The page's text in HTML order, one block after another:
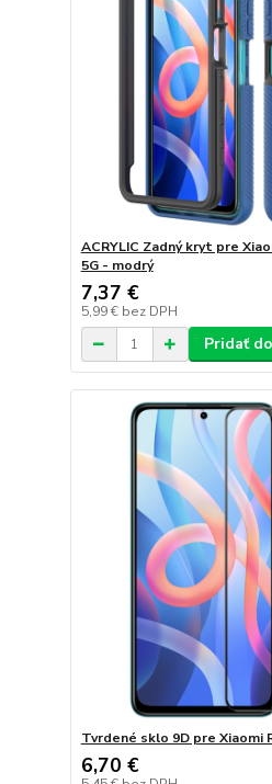
ACRYLIC Zadný kryt pre
5G - modrý
7,37 €
5,99 € bez DPH
Pridať
Tvrdené sklo 9D pre Xiaomi
6,70 €